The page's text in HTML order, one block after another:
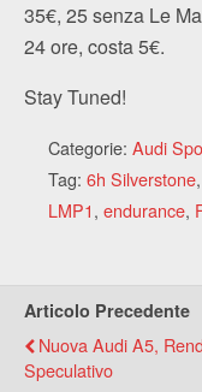
35€, 25 senza Le
24 ore, costa 5€.
Stay Tuned!
Categorie: Audi
Tag: 6h Silverstone,
LMP1, endurance,
Articolo Precedente
Nuova Audi A5,
Speculativo